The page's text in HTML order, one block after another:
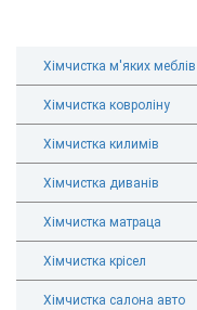
Хімчистка м'яких меблів
Хімчистка ковроліну
Хімчистка килимів
Хімчистка диванів
Хімчистка матраца
Хімчистка крісел
Хімчистка салона авто